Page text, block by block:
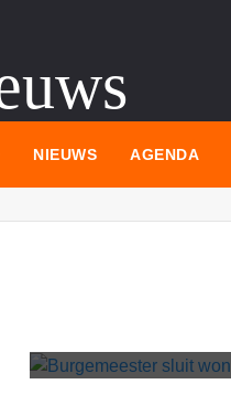
NIEUWS AGENDA
OVERIGE